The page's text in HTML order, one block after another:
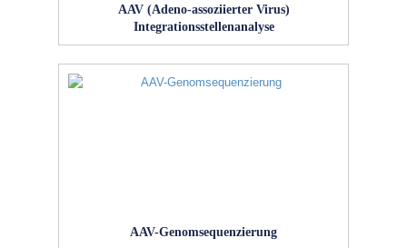
AAV (Adeno-assoziierter Virus)
Integrationsstellenanalyse
AAV-Genomsequenzierung